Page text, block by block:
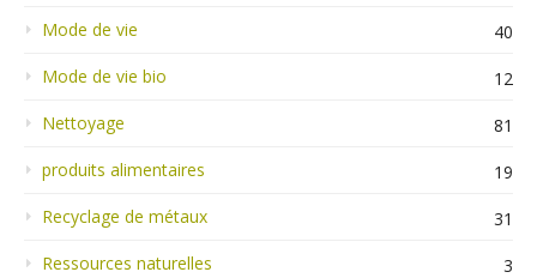
Mode de vie
40
Mode de vie bio
12
Nettoyage
81
produits alimentaires
19
Recyclage de métaux
31
Ressources naturelles
3